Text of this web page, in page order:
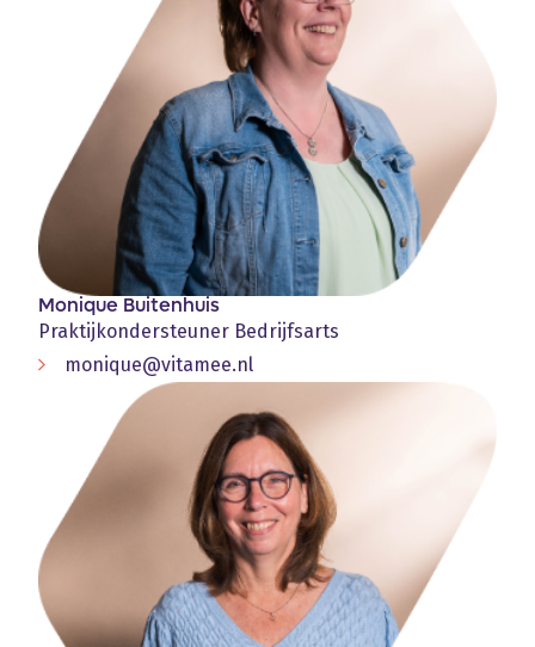
Monique Buitenhuis
Praktijkondersteuner Bedrijfsarts
monique@vitamee.nl